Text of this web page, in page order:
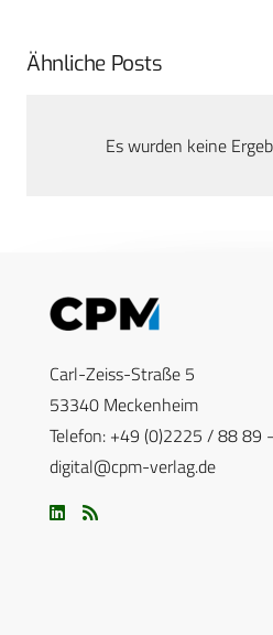
Ähnliche Posts
Es wurden keine
Carl-Zeiss-Straße 5
53340 Meckenheim
Telefon: +49 (0)2225 / 88 89
digital@cpm-verlag.de